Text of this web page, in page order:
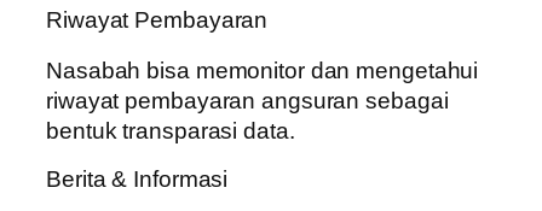
Riwayat Pembayaran
Nasabah bisa memonitor dan mengetahui
riwayat pembayaran angsuran sebagai
bentuk transparasi data.
Berita & Informasi